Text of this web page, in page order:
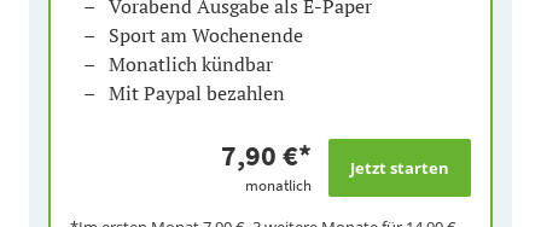
Vorabend Ausgabe als E-Paper
Sport am Wochenende
Monatlich kündbar
Mit Paypal bezahlen
7,90 €*
monatlich